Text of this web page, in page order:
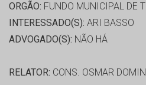
ORGÃO: FUNDO MUNICIPAL DE
INTERESSADO(S): ARI BASSO
ADVOGADO(S): NÃO HÁ
RELATOR: CONS. OSMAR